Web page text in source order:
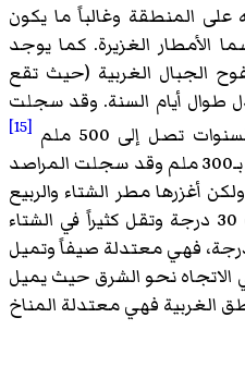
المنطقة وغالباً ما يكون
الأمطار الغزيرة. كما يوجد
الجبال الغربية (حيث تقع
طوال أيام السنة. وقد سجلت
إلى 500 ملم
[15]
ويمكن تقدير المتوسط السنوي بـ300 ملم وقد سجلت المراصد
أغزرها مطر الشتاء والربيع
وتصل درجة الحرارة في الصيف 30 درجة وتقل كثيراً في الشتاء
سجلت بعض المراصد 2 درجة، فهي معتدلة صيفاً وتميل
في الاتجاه نحو الشرق حيث يميل
الغربية فهي معتدلة المناخ